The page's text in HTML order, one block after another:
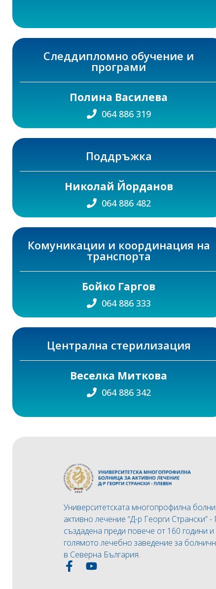
Следдипломно обучение и
програми
Полина Василева
064 886 319
Поддръжка
Николай Йорданов
064 886 482
Комуникации и координация на
транспорта
Бойко Гаргов
064 886 333
Централна стерилизация
Веселка Миткова
064 886 342
Университетската многопрофилна
активно лечение “Д-р Георги Странски”
създадена преди повече от 160 години
голямото лечебно заведение за
в Северна България.